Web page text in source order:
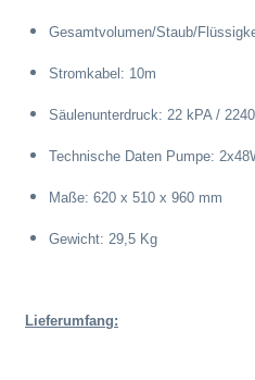
Gesamtvolumen/Staub/
Stromkabel: 10m
Säulenunterdruck: 22 kPA /
Technische Daten Pumpe:
Maße: 620 x 510 x 960 mm
Gewicht: 29,5 Kg
Lieferumfang: